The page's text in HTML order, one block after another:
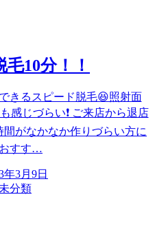
10分！！
きるスピード脱毛😆照射面
感じづらい❗️ ご来店から退店
間がなかなか作りづらい方に
すす…
年3月9日
未分類